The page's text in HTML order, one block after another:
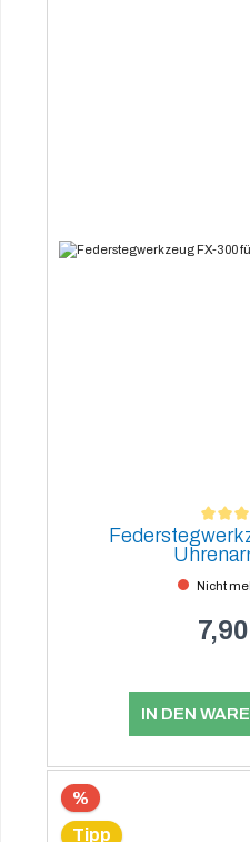
Durchschnittliche Bewertung
Nicht
IN DEN
%
Tipp